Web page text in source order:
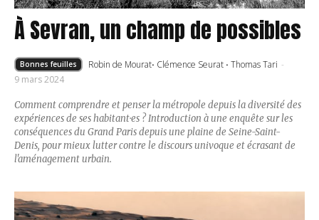
À Sevran, un champ de possibles
Bonnes feuilles Robin de Mourat· Clémence Seurat ·Thomas Tari -
9 mars 2024
Comment comprendre et penser la métropole depuis la diversité des
expériences de ses habitant·es ? Introduction à une enquête sur les
conséquences du Grand Paris depuis une plaine de Seine-Saint-
Denis, pour mieux lutter contre le discours univoque et écrasant de
l'aménagement urbain.